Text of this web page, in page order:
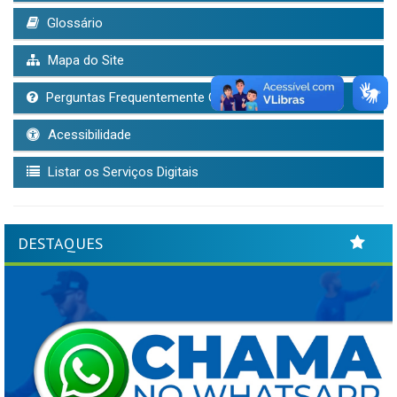
Glossário
Mapa do Site
Perguntas Frequentemente Questionadas
Acessibilidade
Listar os Serviços Digitais
DESTAQUES